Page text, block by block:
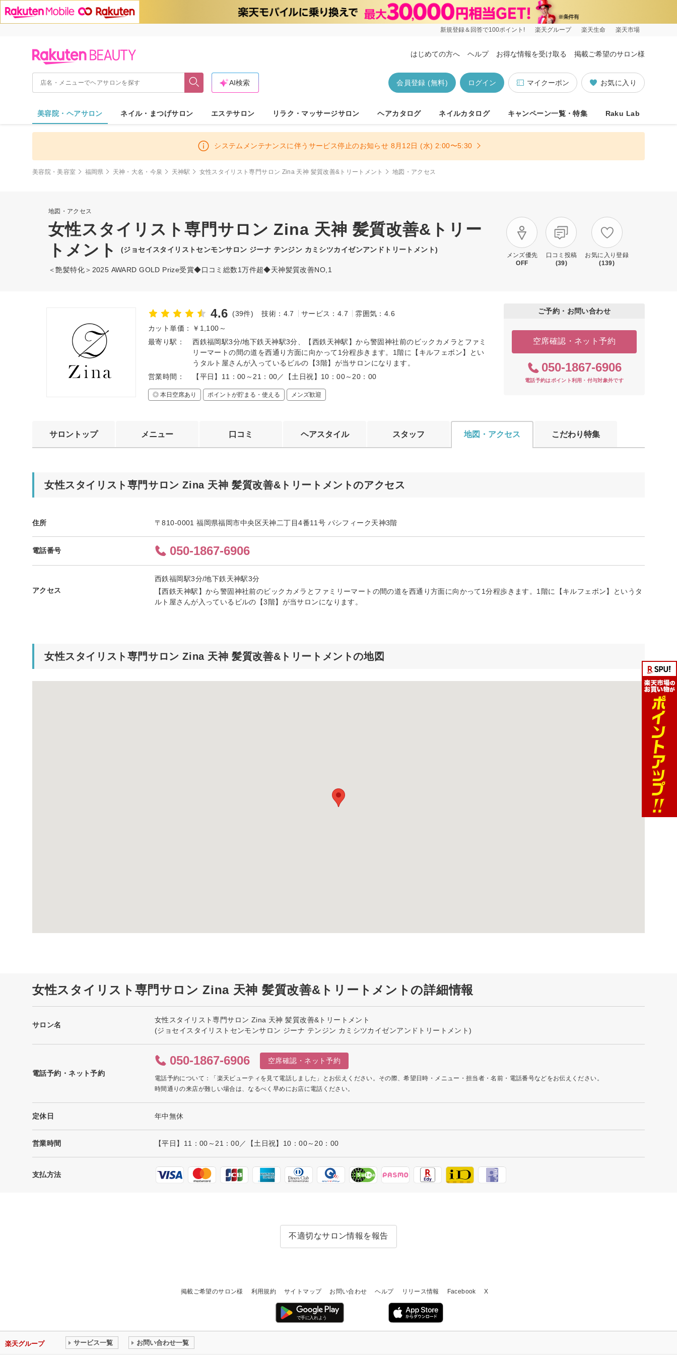
新規登録＆回答で100ポイント! 楽天グループ 楽天生命 楽天市場
はじめての方へ ヘルプ お得な情報を受け取る 掲載ご希望のサロン様
お気に入り
マイクーポン
ログイン
会員登録 (無料)
AI検索
美容院・ヘアサロン ネイル・まつげサロン エステサロン リラク・マッサージサロン ヘアカタログ ネイルカタログ キャンペーン一覧・特集 Raku Lab
システムメンテナンスに伴うサービス停止のお知らせ 8月12日 (水) 2:00〜5:30
美容院・美容室 福岡県 天神・大名・今泉 天神駅 女性スタイリスト専門サロン Zina 天神 髪質改善&トリートメント 地図・アクセス
地図・アクセス
女性スタイリスト専門サロン Zina 天神 髪質改善&トリー
トメント
(ジョセイスタイリストセンモンサロン ジーナ テンジン カミシツカイゼンアンドトリートメント)
＜艶髪特化＞2025 AWARD GOLD Prize受賞◆口コミ総数1万件超◆天神髪質改善NO,1
メンズ優先
OFF
口コミ投稿
(39)
お気に入り登録
(139)
4.6 (39件) 技術：4.7 サービス：4.7
雰囲気：4.6
カット単価：
￥1,100～
最寄り駅：
西鉄福岡駅3分/地下鉄天神駅3分、【西鉄天神駅】から警固神社前のビックカメラとファミ
リーマートの間の道を西通り方面に向かって1分程歩きます。1階に【キルフェボン】とい
うタルト屋さんが入っているビルの【3階】が当サロンになります。
営業時間：
【平日】11：00～21：00／【土日祝】10：00～20：00
◎ 本日空席あり ポイントが貯まる・使える メンズ歓迎
ご予約・お問い合わせ
空席確認・ネット予約
050-1867-6906
電話予約はポイント利用・付与対象外です
サロントップ メニュー 口コミ ヘアスタイル スタッフ 地図・アクセス こだわり特集
女性スタイリスト専門サロン Zina 天神 髪質改善&トリートメントのアクセス
住所 〒810-0001 福岡県福岡市中央区天神二丁目4番11号 パシフィーク天神3階
電話番号 050-1867-6906
アクセス
西鉄福岡駅3分/地下鉄天神駅3分
【西鉄天神駅】から警固神社前のビックカメラとファミリーマートの間の道を西通り方面に向かって1分程歩きます。1階に【キルフェボン】というタ
ルト屋さんが入っているビルの【3階】が当サロンになります。
女性スタイリスト専門サロン Zina 天神 髪質改善&トリートメントの地図
女性スタイリスト専門サロン Zina 天神 髪質改善&トリートメントの詳細情報
サロン名
女性スタイリスト専門サロン Zina 天神 髪質改善&トリートメント
(ジョセイスタイリストセンモンサロン ジーナ テンジン カミシツカイゼンアンドトリートメント)
電話予約・ネット予約
050-1867-6906 空席確認・ネット予約
電話予約について：「楽天ビューティを見て電話しました」とお伝えください。その際、希望日時・メニュー・担当者・名前・電話番号などをお伝えください。
時間通りの来店が難しい場合は、なるべく早めにお店に電話ください。
定休日 年中無休
営業時間 【平日】11：00～21：00／【土日祝】10：00～20：00
支払方法
不適切なサロン情報を報告
掲載ご希望のサロン様 利用規約 サイトマップ お問い合わせ ヘルプ リリース情報 Facebook X
楽天グループ サービス一覧 お問い合わせ一覧